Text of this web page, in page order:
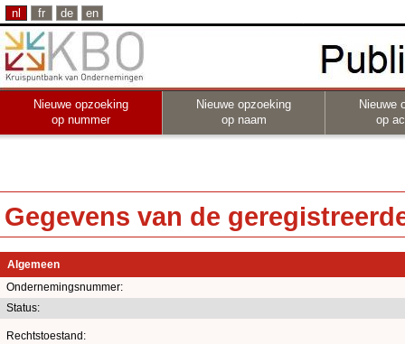
nl fr de en
Nieuwe opzoeking
op nummer
Nieuwe opzoeking
op naam
Nieuwe
op
Gegevens van de
Algemeen
Ondernemingsnummer:
Status:
Rechtstoestand: